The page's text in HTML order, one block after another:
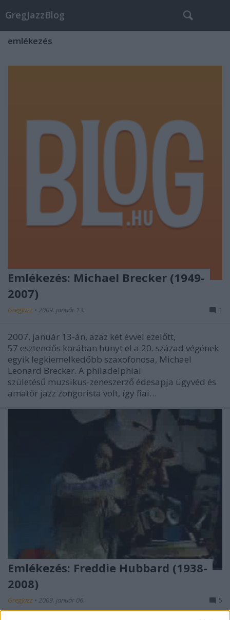
GregJazzBlog
emlékezés
Emlékezés: Michael Brecker (1949-
2007)
GregJazz • 2009. január 13. 1
2007. január 13-án, azaz két évvel ezelőtt,
57 esztendős korában hunyt el a 20. század végének
egyik legkiemelkedőbb szaxofonosa, Michael
Leonard Brecker. A philadelphiai
születésű muzsikus-zeneszerző édesapja ügyvéd és
amatőr jazz zongorista volt, így fiai…
Emlékezés: Freddie Hubbard (1938-
2008)
GregJazz • 2009. január 06. 5